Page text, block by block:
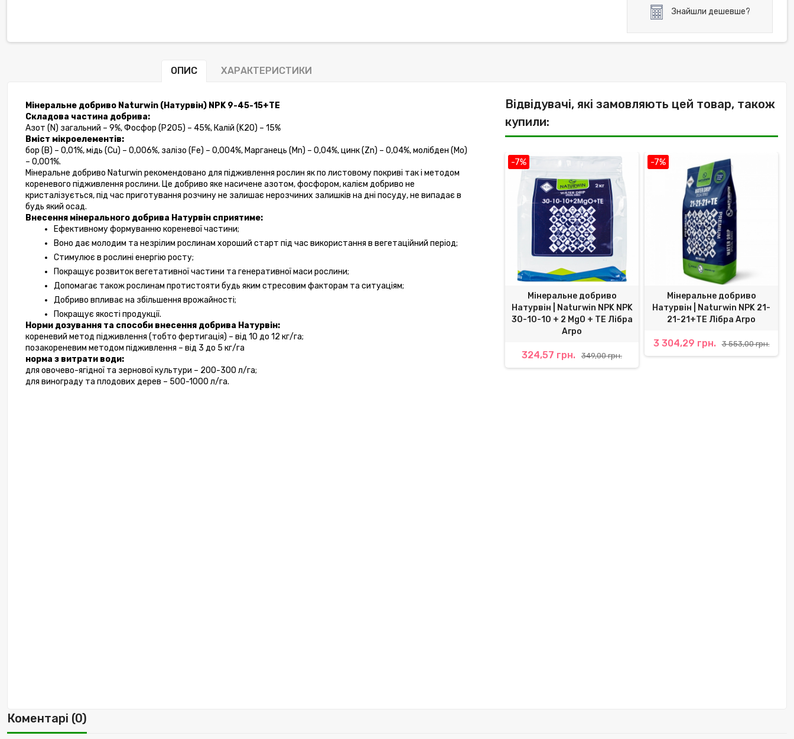
Знайшли дешевше?
ОПИС ХАРАКТЕРИСТИКИ
Мінеральне добриво Naturwin (Натурвін) NPK 9-45-15+TE
Складова частина добрива:
Азот (N) загальний – 9%, Фосфор (P2O5) – 45%, Калій (K2O) – 15%
Вміст мікроелементів:
бор (B) – 0,01%, мідь (Cu) – 0,006%, залізо (Fe) – 0,004%, Марганець (Mn) – 0,04%, цинк (Zn) – 0,04%, молібден (Mo)
– 0,001%.
Мінеральне добриво Naturwin рекомендовано для підживлення рослин як по листовому покриві так і методом
кореневого підживлення рослини. Це добриво яке насичене азотом, фосфором, калієм добриво не
кристалізується, під час приготування розчину не залишає нерозчиних залишків на дні посуду, не випадає в
будь який осад.
Внесення мінерального добрива Натурвін сприятиме:
Ефективному формуванню кореневої частини;
Воно дає молодим та незрілим рослинам хороший старт під час використання в вегетаційний період;
Стимулює в рослині енергію росту;
Покращує розвиток вегетативної частини та генеративної маси рослини;
Допомагає також рослинам протистояти будь яким стресовим факторам та ситуаціям;
Добриво впливає на збільшення врожайності;
Покращує якості продукції.
Норми дозування та способи внесення добрива Натурвін:
кореневий метод підживлення (тобто фертигація) – від 10 до 12 кг/га;
позакореневим методом підживлення – від 3 до 5 кг/га
норма з витрати води:
для овочево-ягідної та зернової культури – 200-300 л/га;
для винограду та плодових дерев – 500-1000 л/га.
Відвідувачі, які замовляють цей товар, також
купили:
-7%
Мінеральне добриво
Натурвін | Naturwin NPK NPK
30-10-10 + 2 MgO + TE Лібра
Агро
324,57 грн. 349,00 грн.
-7%
Мінеральне добриво
Натурвін | Naturwin NPK 21-
21-21+TE Лібра Агро
3 304,29 грн. 3 553,00 грн.
Коментарі (0)